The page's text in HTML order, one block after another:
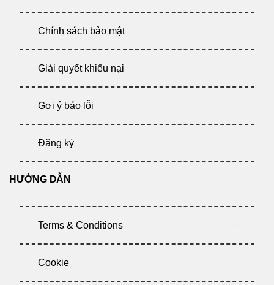
Chính sách bảo mật
Giải quyết khiếu nại
Gợi ý báo lỗi
Đăng ký
HƯỚNG DẪN
Terms & Conditions
Cookie